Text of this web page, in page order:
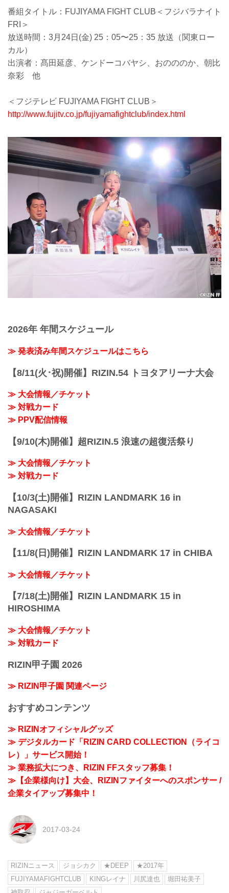
番組タイトル：FUJIYAMA FIGHT CLUB＜フジバラナイト
FRI＞
放送時間：3月24日(金) 25：05〜25：35 放送（関東ロー
カル）
出演者：髙田延彦、ケンドーコバヤシ、おのののか、朝比
奈彩 他
＜フジテレビ FUJIYAMA FIGHT CLUB＞
http://www.fujitv.co.jp/fujiyamafightclub/index.html
2026年 年間スケジュール
≫ 発表済み年間スケジュールはこちら
【8/11(火･祝)開催】RIZIN.54 トヨタアリーナ大会
≫ 大会情報／チケット
≫ 対戦カード
≫ PPV配信情報
【9/10(木)開催】超RIZIN.5 浪速の超復活祭り
≫ 大会情報／チケット
≫ 対戦カード
【10/3(土)開催】RIZIN LANDMARK 16 in
NAGASAKI
≫ 大会情報／チケット
【11/8(日)開催】RIZIN LANDMARK 17 in CHIBA
≫ 大会情報／チケット
【7/18(土)開催】RIZIN LANDMARK 15 in
HIROSHIMA
≫ 大会情報／チケット
≫ 対戦カード
RIZIN甲子園 2026
≫ RIZIN甲子園 関連ページ
おすすめコンテンツ
≫ RIZINオフィシャルグッズ
≫ デジタルカード「RIZIN CARD COLLECTION（ライコ
レ）」サービス開始！
≫ 業務拡大につき、RIZIN FFスタッフ募集！
≫【企業様向け】大会、RIZINファイターへのスポンサー /
企業タイアップ募集中！
2017-03-24
RIZINニュース ジョシカク ★DEEP
★2017年
FUJIYAMAFIGHTCLUB
KINGレイナ 川尻達也
堀田祐美子